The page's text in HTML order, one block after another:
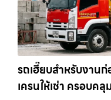
รถเฮี๊ยบสำหรับงาน
เครนให้เช่า ครอบค